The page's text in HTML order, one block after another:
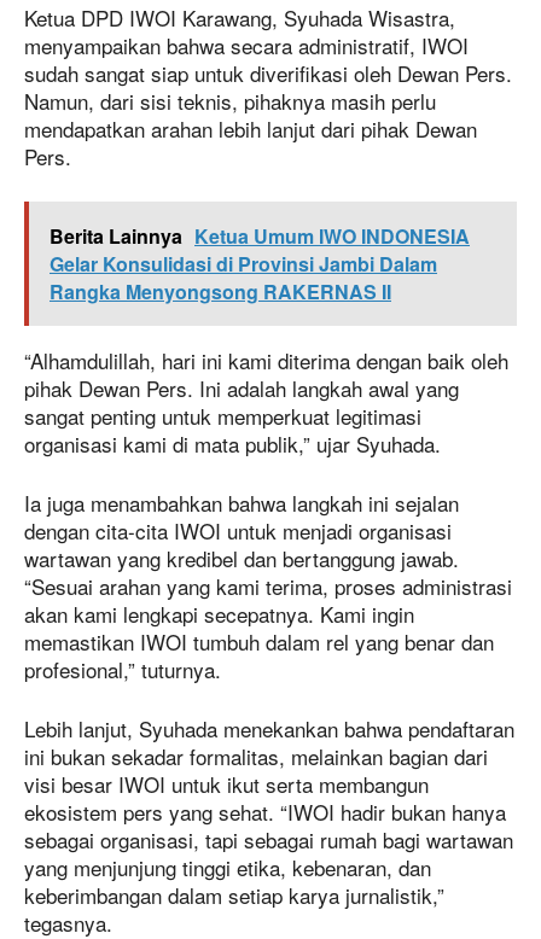
Ketua DPD IWOI Karawang, Syuhada Wisastra,
menyampaikan bahwa secara administratif, IWOI
sudah sangat siap untuk diverifikasi oleh Dewan Pers.
Namun, dari sisi teknis, pihaknya masih perlu
mendapatkan arahan lebih lanjut dari pihak Dewan
Pers.
Berita Lainnya Ketua Umum IWO INDONESIA
Gelar Konsulidasi di Provinsi Jambi Dalam
Rangka Menyongsong RAKERNAS II
“Alhamdulillah, hari ini kami diterima dengan baik oleh
pihak Dewan Pers. Ini adalah langkah awal yang
sangat penting untuk memperkuat legitimasi
organisasi kami di mata publik,” ujar Syuhada.
Ia juga menambahkan bahwa langkah ini sejalan
dengan cita-cita IWOI untuk menjadi organisasi
wartawan yang kredibel dan bertanggung jawab.
“Sesuai arahan yang kami terima, proses administrasi
akan kami lengkapi secepatnya. Kami ingin
memastikan IWOI tumbuh dalam rel yang benar dan
profesional,” tuturnya.
Lebih lanjut, Syuhada menekankan bahwa pendaftaran
ini bukan sekadar formalitas, melainkan bagian dari
visi besar IWOI untuk ikut serta membangun
ekosistem pers yang sehat. “IWOI hadir bukan hanya
sebagai organisasi, tapi sebagai rumah bagi wartawan
yang menjunjung tinggi etika, kebenaran, dan
keberimbangan dalam setiap karya jurnalistik,”
tegasnya.